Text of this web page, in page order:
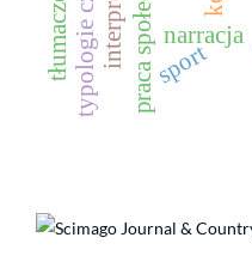
narracja
praca społecznasport
typologie czasu